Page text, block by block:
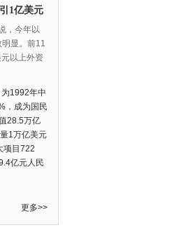
1亿美元
，增长
，今年以
明显。前11
以上外资
1992年中
，成为国民
28.5万亿
1万亿美元
项目722
亿元人民
更多>>